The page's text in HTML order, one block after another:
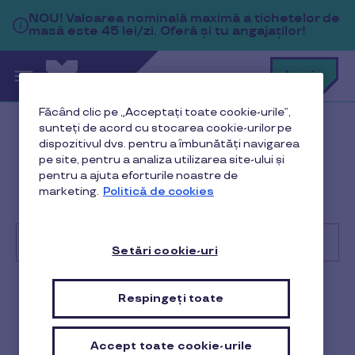
Sari la conținutul principal
Login
Help Center Client
Platforma Pluxee
Cum pot comanda carduri Pluxee Cadou pentru
putem
ajuta?
Cum pot comanda carduri
NOU! Valoarea nominală maximă a tichetelor de
masă este 45 lei/zi. Oferă și tu angajaților!
Făcând clic pe „Acceptați toate cookie-urile”,
sunteți de acord cu stocarea cookie-urilor pe
dispozitivul dvs. pentru a îmbunătăți navigarea
pe site, pentru a analiza utilizarea site-ului și
pentru a ajuta eforturile noastre de
marketing. Politică de cookies
Setări cookie-uri
Respingeți toate
Accept toate cookie-urile